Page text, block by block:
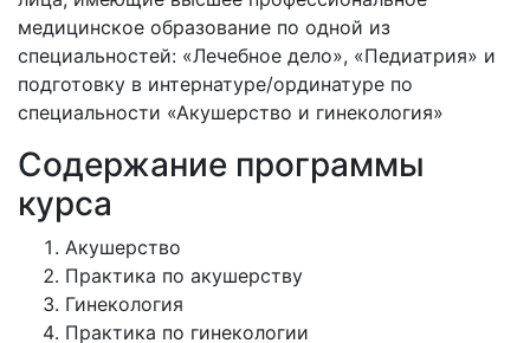
медицинское образование по одной из
специальностей: «Лечебное дело», «Педиатрия» и
подготовку в интернатуре/ординатуре по
специальности «Акушерство и гинекология»
Содержание программы
курса
Акушерство
Практика по акушерству
Гинекология
Практика по гинекологии